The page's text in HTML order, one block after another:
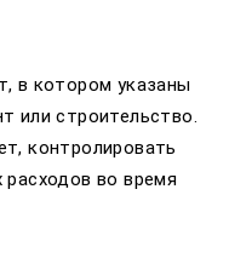
в котором указаны
или строительство.
контролировать
во время